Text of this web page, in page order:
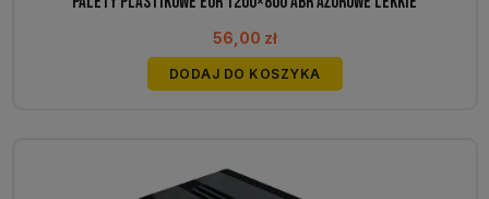
56,00 zł
DODAJ DO KOSZYKA